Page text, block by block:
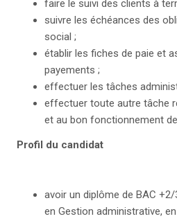
faire le suivi des clients à
suivre les échéances des
social ;
établir les fiches de paie et
payements ;
effectuer les tâches
effectuer toute autre tâche
et au bon fonctionnement
Profil du candidat
avoir un diplôme de BAC
en Gestion administrative,